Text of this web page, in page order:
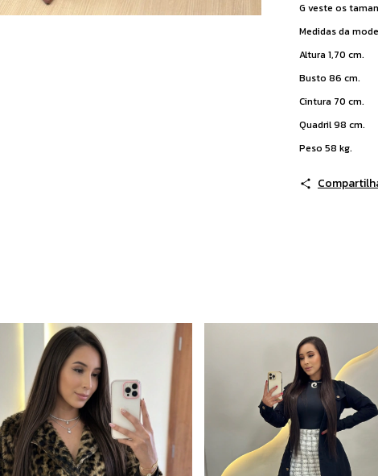
G veste os
Medidas da
Altura 1,70 cm.
Busto 86 cm.
Cintura 70 cm.
Quadril 98 cm.
Peso 58 kg.